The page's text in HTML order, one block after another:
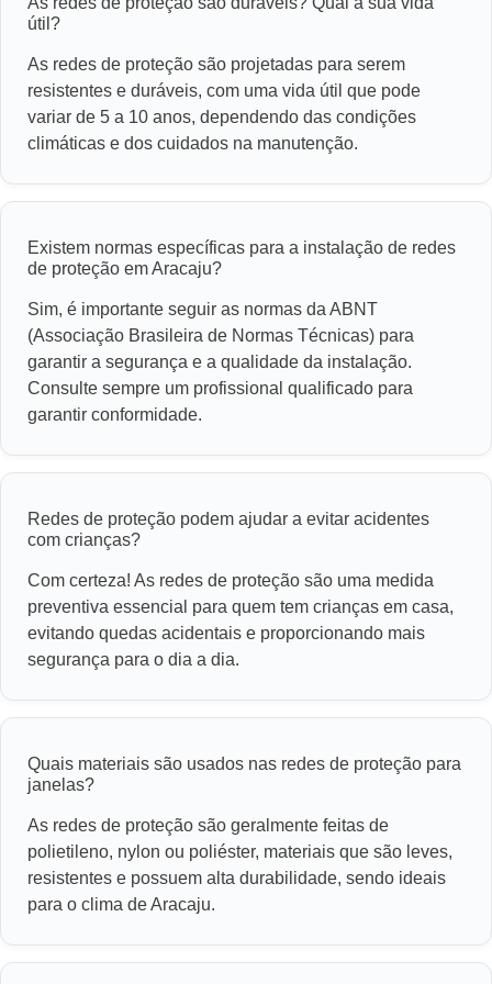
útil?
As redes de proteção são projetadas para serem
resistentes e duráveis, com uma vida útil que pode
variar de 5 a 10 anos, dependendo das condições
climáticas e dos cuidados na manutenção.
Existem normas específicas para a instalação de redes
de proteção em Aracaju?
Sim, é importante seguir as normas da ABNT
(Associação Brasileira de Normas Técnicas) para
garantir a segurança e a qualidade da instalação.
Consulte sempre um profissional qualificado para
garantir conformidade.
Redes de proteção podem ajudar a evitar acidentes
com crianças?
Com certeza! As redes de proteção são uma medida
preventiva essencial para quem tem crianças em casa,
evitando quedas acidentais e proporcionando mais
segurança para o dia a dia.
Quais materiais são usados nas redes de proteção para
janelas?
As redes de proteção são geralmente feitas de
polietileno, nylon ou poliéster, materiais que são leves,
resistentes e possuem alta durabilidade, sendo ideais
para o clima de Aracaju.